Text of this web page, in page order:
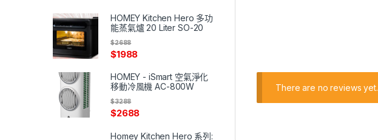
There are no reviews yet.
HOMEY Kitchen Hero 多功
能蒸氣爐 20 Liter SO-20
$1988
$2688
HOMEY - iSmart 空氣淨化
移動冷風機 AC-800W
$2688
$3288
Homey Kitchen Hero 系列: